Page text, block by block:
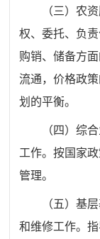
（三）农
权、委托、负
购销、储备方
流通，价格政
划的平衡。
（四）综
工作。按国家
管理。
（五）基
和维修工作。